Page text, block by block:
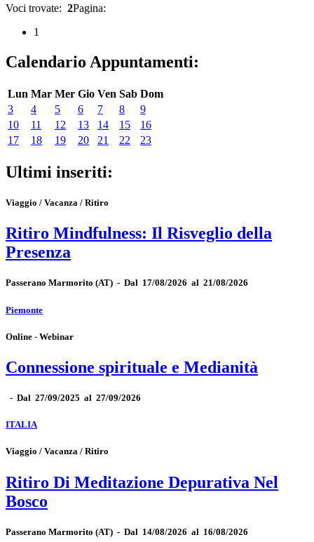
Voci trovate: 2Pagina:
1
Calendario Appuntamenti:
Lun Mar Mer Gio Ven Sab Dom
3
4 5 6 7 8
9
10
11 12 13 14 15
16
17
18 19 20 21 22 23
Ultimi inseriti:
Viaggio / Vacanza / Ritiro
Ritiro Mindfulness: Il Risveglio della
Presenza
Passerano Marmorito (AT) - Dal 17/08/2026 al 21/08/2026
Piemonte
Online - Webinar
Connessione spirituale e Medianità
- Dal 27/09/2025 al 27/09/2026
ITALIA
Viaggio / Vacanza / Ritiro
Ritiro Di Meditazione Depurativa Nel
Bosco
Passerano Marmorito (AT) - Dal 14/08/2026 al 16/08/2026